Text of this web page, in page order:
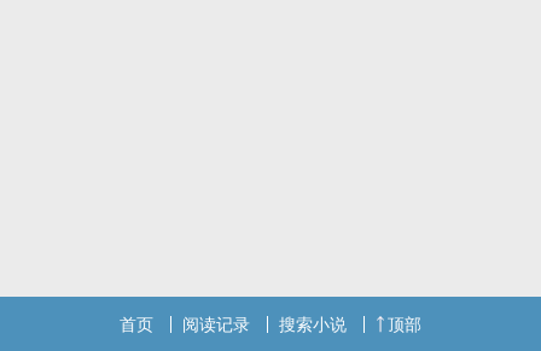
首页 阅读记录 搜索小说 顶部